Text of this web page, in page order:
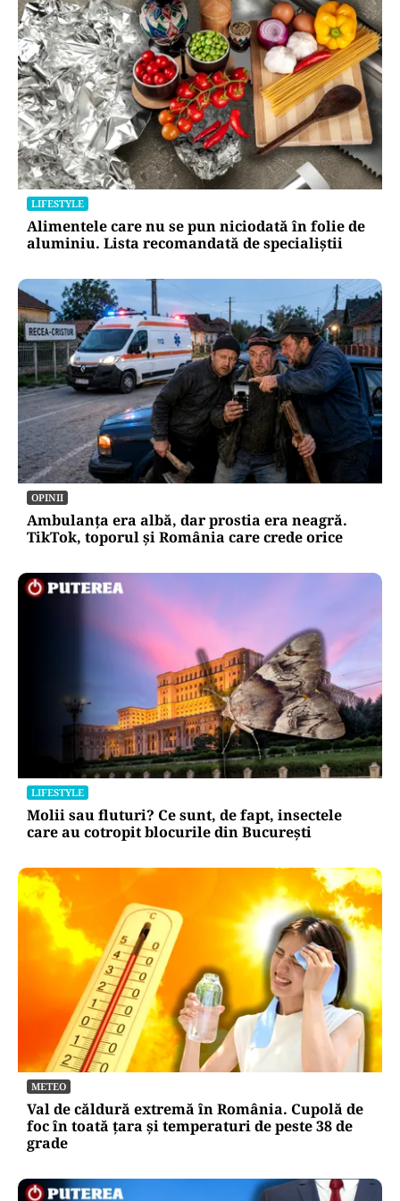
LIFESTYLE
Alimentele care nu se pun niciodată în folie de
aluminiu. Lista recomandată de specialiștii
OPINII
Ambulanța era albă, dar prostia era neagră.
TikTok, toporul și România care crede orice
LIFESTYLE
Molii sau fluturi? Ce sunt, de fapt, insectele
care au cotropit blocurile din București
METEO
Val de căldură extremă în România. Cupolă de
foc în toată țara și temperaturi de peste 38 de
grade